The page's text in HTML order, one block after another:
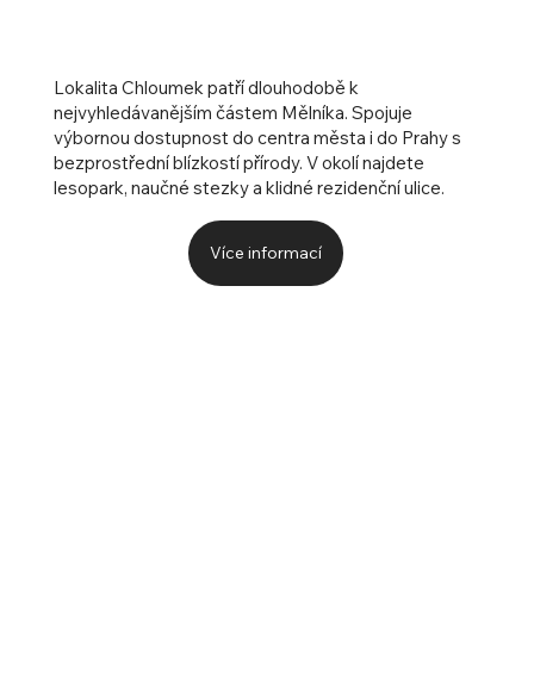
Lokalita Chloumek patří dlouhodobě k
nejvyhledávanějším částem Mělníka. Spojuje
výbornou dostupnost do centra města i do Prahy s
bezprostřední blízkostí přírody. V okolí najdete
lesopark, naučné stezky a klidné rezidenční ulice.
Více informací